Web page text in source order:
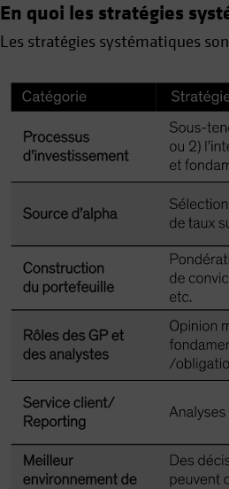
En quoi les stratégies
Les stratégies systématiques